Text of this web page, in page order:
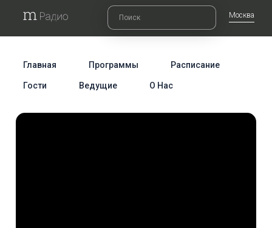
Москва
Главная Программы Расписание
Гости Ведущие О Нас